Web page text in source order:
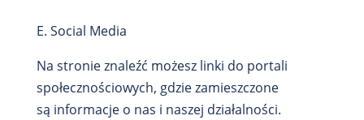
E. Social Media
Na stronie znaleźć możesz linki do portali
społecznościowych, gdzie zamieszczone
są informacje o nas i naszej działalności.